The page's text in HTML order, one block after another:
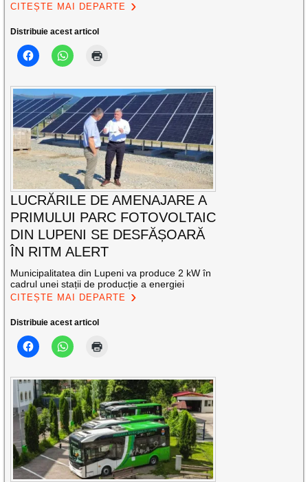
CITEȘTE MAI DEPARTE
Distribuie acest articol
LUCRĂRILE DE AMENAJARE A
PRIMULUI PARC FOTOVOLTAIC
DIN LUPENI SE DESFĂȘOARĂ
ÎN RITM ALERT
Municipalitatea din Lupeni va produce 2 kW în
cadrul unei stații de producție a energiei
CITEȘTE MAI DEPARTE
Distribuie acest articol